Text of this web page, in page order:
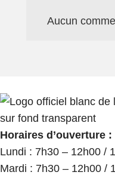
Aucun
Horaires d’ouverture :
Lundi : 7h30 – 12h00 /
Mardi : 7h30 – 12h00 /